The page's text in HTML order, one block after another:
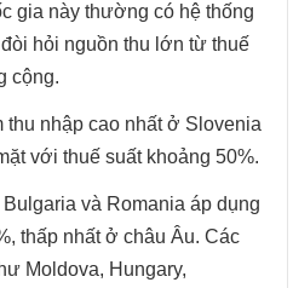
gia này thường có hệ thống
hỏi nguồn thu lớn từ thuế
cộng.
nhập cao nhất ở Slovenia
với thuế suất khoảng 50%.
và Romania áp dụng
thấp nhất ở châu Âu. Các
Moldova, Hungary,